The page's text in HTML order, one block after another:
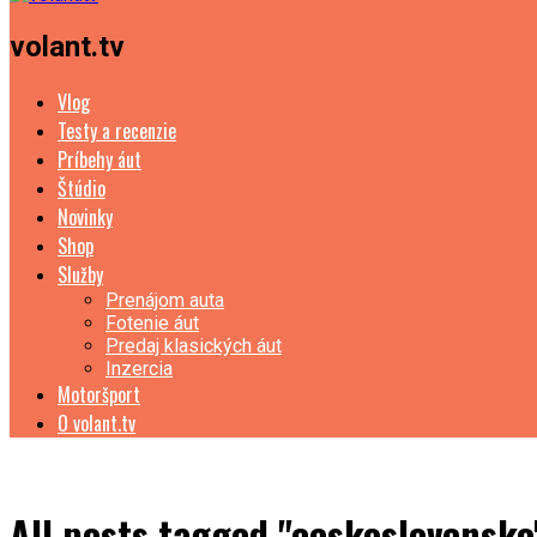
volant.tv
Vlog
Testy a recenzie
Príbehy áut
Štúdio
Novinky
Shop
Služby
Prenájom auta
Fotenie áut
Predaj klasických áut
Inzercia
Motoršport
O volant.tv